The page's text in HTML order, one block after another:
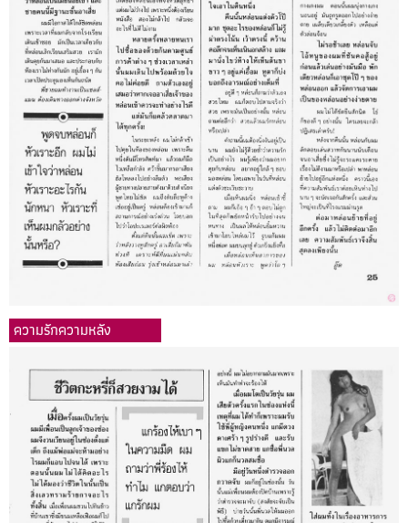
ความรักความหลัง